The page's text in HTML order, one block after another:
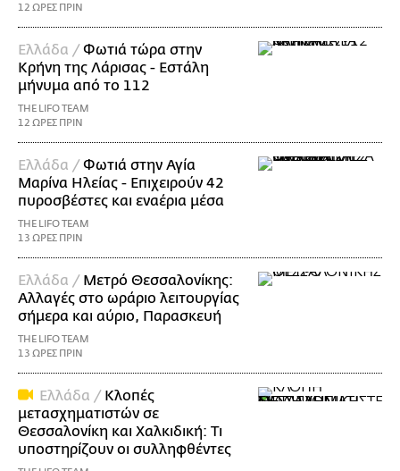
12 ΩΡΕΣ ΠΡΙΝ
Ελλάδα /Φωτιά τώρα στην
Κρήνη της Λάρισας - Εστάλη
μήνυμα από το 112
THE LIFO TEAM
12 ΩΡΕΣ ΠΡΙΝ
Ελλάδα /Φωτιά στην Αγία
Μαρίνα Ηλείας - Επιχειρούν 42
πυροσβέστες και εναέρια μέσα
THE LIFO TEAM
13 ΩΡΕΣ ΠΡΙΝ
Ελλάδα / Μετρό Θεσσαλονίκης:
Αλλαγές στο ωράριο λειτουργίας
σήμερα και αύριο, Παρασκευή
THE LIFO TEAM
13 ΩΡΕΣ ΠΡΙΝ
Ελλάδα / Κλοπές
μετασχηματιστών σε
Θεσσαλονίκη και Χαλκιδική: Τι
υποστηρίζουν οι συλληφθέντες